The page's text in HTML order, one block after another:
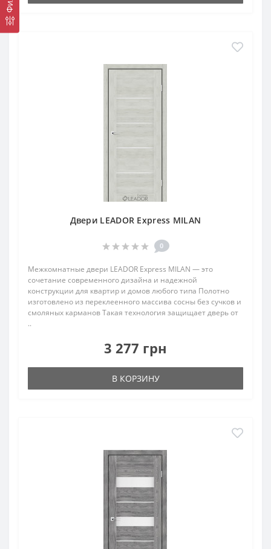
Двери LEADOR Express MILAN
0
Межкомнатные двери LEADOR Express MILAN — это
сочетание современного дизайна и надежной
конструкции для квартир и домов любого типа Полотно
изготовлено из переклеенного массива сосны без сучков и
смоляных карманов Такая технология защищает дверь от
..
3 277 грн
В КОРЗИНУ